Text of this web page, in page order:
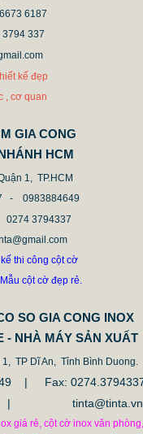
GIÁ RẺ
6187
337
kế đẹp
, cơ quan
GIA CONG
HCM
1, TP.HCM
-
0983884649
0274 3794337
thi công cột cờ
cột cờ đẹp rẻ.
SO GIA CONG INOX
- NHÀ MÁY SẢN XUẤT
TP Dĩ An, Tỉnh Bình Duong.
49 |
Fax:
| tinta@tinta.vn
giá rẻ, cột cờ inox văn phòng,